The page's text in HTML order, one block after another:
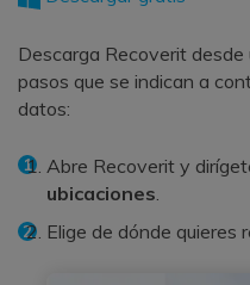
Descarga Recoverit
pasos que se indican a
datos:
Abre Recoverit y
ubicaciones.
Elige de dónde quieres